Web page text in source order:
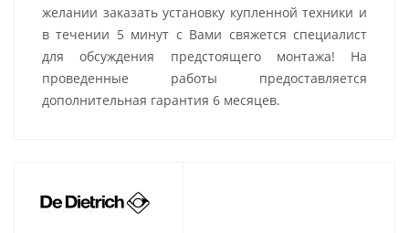
желании заказать установку купленной техники и
в течении 5 минут с Вами свяжется специалист
для обсуждения предстоящего монтажа! На
проведенные работы предоставляется
дополнительная гарантия 6 месяцев.